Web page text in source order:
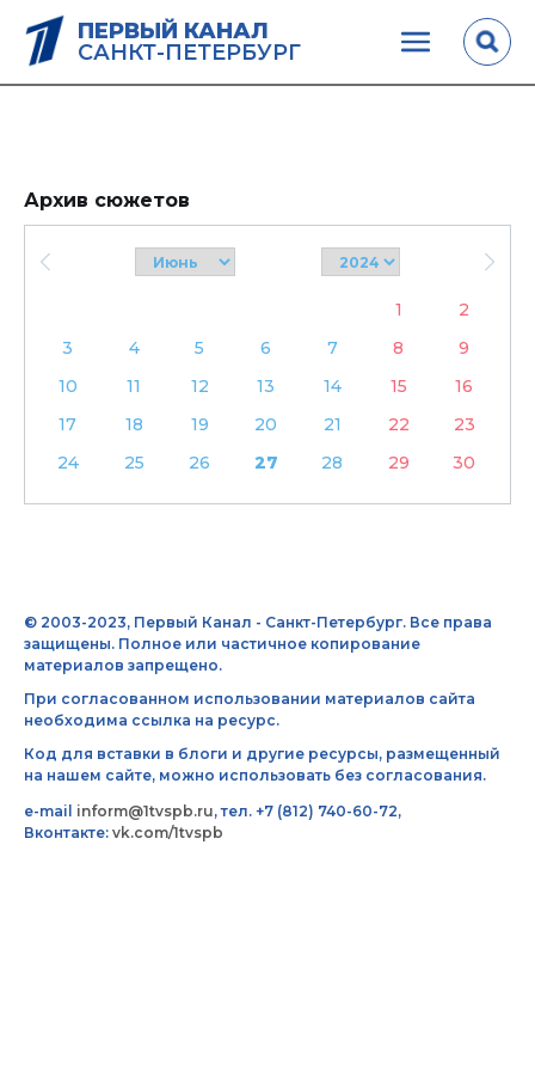
ПЕРВЫЙ КАНАЛ
САНКТ-ПЕТЕРБУРГ
Архив сюжетов
1
2
3
4 5 6 7 8
9
10
11 12 13 14 15
16
17
18 19 20 21 22
23
24
25 26 27 28 29 30
© 2003-2023, Первый Канал - Санкт-Петербург. Все права
защищены. Полное или частичное копирование
материалов запрещено.
При согласованном использовании материалов сайта
необходима ссылка на ресурс.
Код для вставки в блоги и другие ресурсы, размещенный
на нашем сайте, можно использовать без согласования.
e-mail inform@1tvspb.ru, тел. +7 (812) 740-60-72,
Вконтакте: vk.com/1tvspb